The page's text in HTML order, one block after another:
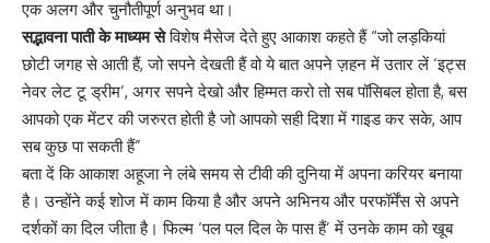
एक अलग और चुनौतीपूर्ण अनुभव था।
सद्भावना पाती के माध्यम सेविशेष मैसेज देते हुए आकाश कहते हैं “जो लड़कियां
छोटी जगह से आती हैं, जो सपने देखती हैं वो ये बात अपने ज़हन में उतार लें ‘इट्स
नेवर लेट टू ड्रीम’, अगर सपने देखो और हिम्मत करो तो सब पॉसिबल होता है, बस
आपको एक मेंटर की जरुरत होती है जो आपको सही दिशा में गाइड कर सके, आप
सब कुछ पा सकती हैं”
बता दें कि आकाश अहूजा ने लंबे समय से टीवी की दुनिया में अपना करियर बनाया
है। उन्होंने कई शोज में काम किया है और अपने अभिनय और परफॉर्मेंस से अपने
दर्शकों का दिल जीता है। फिल्म ‘पल पल दिल के पास हैं’ में उनके काम को खूब